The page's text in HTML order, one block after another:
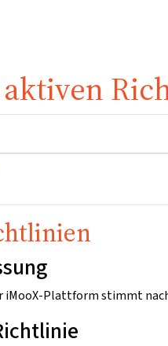
iMooX-Plattform stimmt